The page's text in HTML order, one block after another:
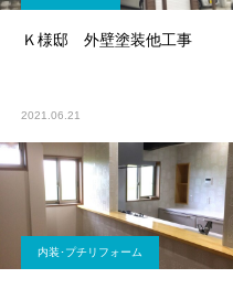
Ｋ様邸 外壁塗装他工事
2021.06.21
内装･プチリフォーム